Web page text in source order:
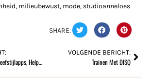
, milieubewust, mode, studioanneloes
SHARE:
Activitytrackers En Leefstijlapps, Helpt Dat Nu Echt?
VOLGENDE BERICHT:
Trainen Met DISQ